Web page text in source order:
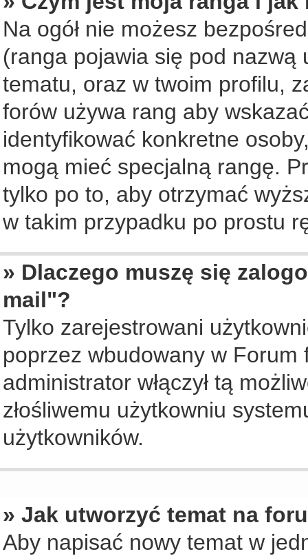
Na ogół nie możesz
(ranga pojawia się pod
tematu, oraz w twoim profilu,
forów używa rang aby
identyfikować konkretne
mogą mieć specjalną rangę.
tylko po to, aby otrzymać
w takim przypadku po prostu
» Dlaczego muszę się
mail"?
Tylko zarejestrowani
poprzez wbudowany w Forum
administrator włączył tą
złośliwemu użytkowniu
użytkowników.
» Jak utworzyć temat na
Aby napisać nowy temat w